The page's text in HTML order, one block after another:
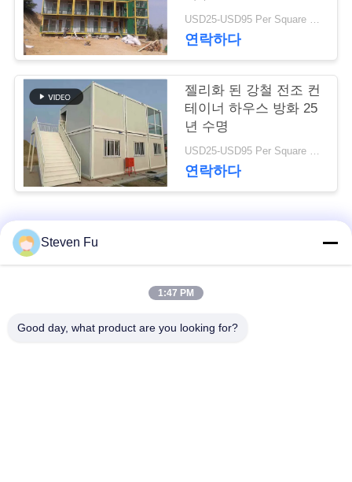
주
뉴
스
솔
USD25-USD95 Per Square meter MOQ:500 평방미터
연락하다
젤리화 된 강철 전조 컨
테이너 하우스 방화 25
년 수명
USD25-USD95 Per Square meter MOQ:500 평방미터
연락하다
강철 구조물 작업장
강철 구조물 건축 철골 구조물 제작
Steven Fu
1:47 PM
Good day, what product are you looking for?